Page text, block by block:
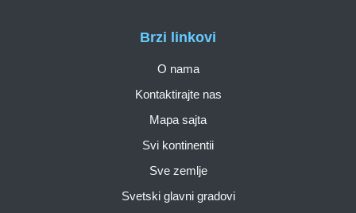
Brzi linkovi
O nama
Kontaktirajte nas
Mapa sajta
Svi kontinentii
Sve zemlje
Svetski glavni gradovi